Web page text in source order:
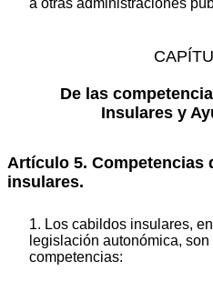
a otras administraciones
De las
Insulares y
Artículo 5. Competencias
insulares.
1. Los cabildos insulares,
legislación autonómica,
competencias: